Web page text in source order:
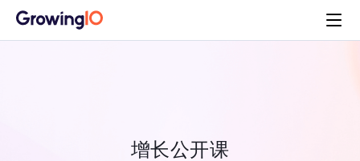
增长公开课